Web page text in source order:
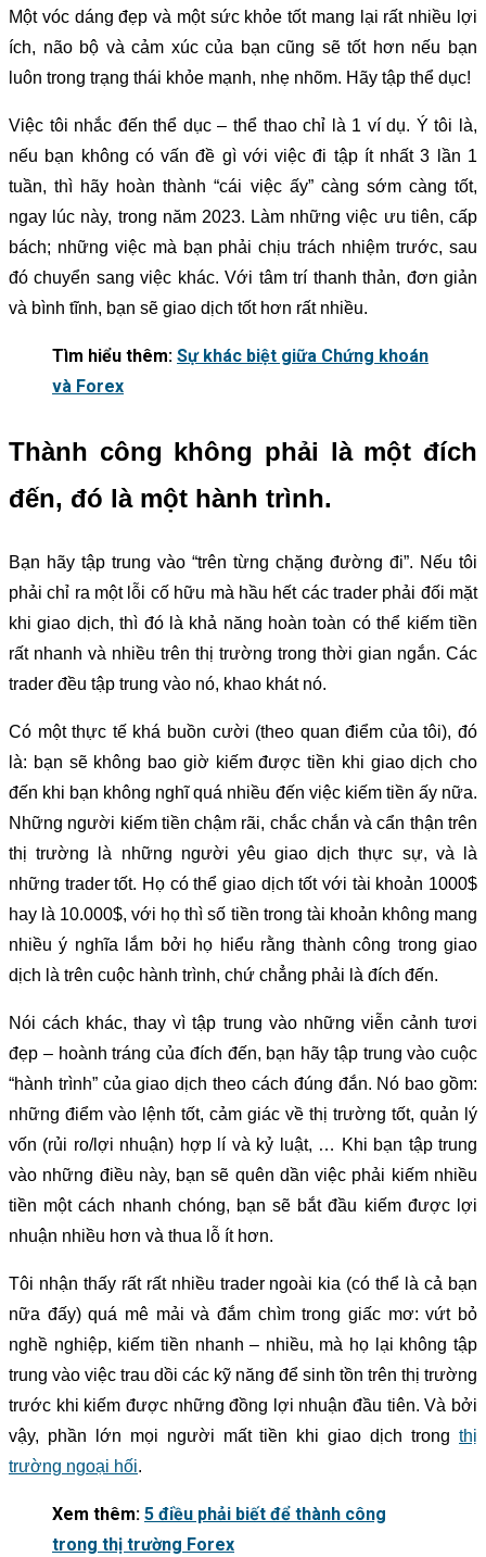
Một vóc dáng đẹp và một sức khỏe tốt mang lại rất nhiều lợi
ích, não bộ và cảm xúc của bạn cũng sẽ tốt hơn nếu bạn
luôn trong trạng thái khỏe mạnh, nhẹ nhõm. Hãy tập thể dục!
Việc tôi nhắc đến thể dục – thể thao chỉ là 1 ví dụ. Ý tôi là,
nếu bạn không có vấn đề gì với việc đi tập ít nhất 3 lần 1
tuần, thì hãy hoàn thành “cái việc ấy” càng sớm càng tốt,
ngay lúc này, trong năm 2023. Làm những việc ưu tiên, cấp
bách; những việc mà bạn phải chịu trách nhiệm trước, sau
đó chuyển sang việc khác. Với tâm trí thanh thản, đơn giản
và bình tĩnh, bạn sẽ giao dịch tốt hơn rất nhiều.
Tìm hiểu thêm: Sự khác biệt giữa Chứng khoán
và Forex
Thành công không phải là một đích
đến, đó là một hành trình.
Bạn hãy tập trung vào “trên từng chặng đường đi”. Nếu tôi
phải chỉ ra một lỗi cố hữu mà hầu hết các trader phải đối mặt
khi giao dịch, thì đó là khả năng hoàn toàn có thể kiếm tiền
rất nhanh và nhiều trên thị trường trong thời gian ngắn. Các
trader đều tập trung vào nó, khao khát nó.
Có một thực tế khá buồn cười (theo quan điểm của tôi), đó
là: bạn sẽ không bao giờ kiếm được tiền khi giao dịch cho
đến khi bạn không nghĩ quá nhiều đến việc kiếm tiền ấy nữa.
Những người kiếm tiền chậm rãi, chắc chắn và cẩn thận trên
thị trường là những người yêu giao dịch thực sự, và là
những trader tốt. Họ có thể giao dịch tốt với tài khoản 1000$
hay là 10.000$, với họ thì số tiền trong tài khoản không mang
nhiều ý nghĩa lắm bởi họ hiểu rằng thành công trong giao
dịch là trên cuộc hành trình, chứ chẳng phải là đích đến.
Nói cách khác, thay vì tập trung vào những viễn cảnh tươi
đẹp – hoành tráng của đích đến, bạn hãy tập trung vào cuộc
“hành trình” của giao dịch theo cách đúng đắn. Nó bao gồm:
những điểm vào lệnh tốt, cảm giác về thị trường tốt, quản lý
vốn (rủi ro/lợi nhuận) hợp lí và kỷ luật, … Khi bạn tập trung
vào những điều này, bạn sẽ quên dần việc phải kiếm nhiều
tiền một cách nhanh chóng, bạn sẽ bắt đầu kiếm được lợi
nhuận nhiều hơn và thua lỗ ít hơn.
Tôi nhận thấy rất rất nhiều trader ngoài kia (có thể là cả bạn
nữa đấy) quá mê mải và đắm chìm trong giấc mơ: vứt bỏ
nghề nghiệp, kiếm tiền nhanh – nhiều, mà họ lại không tập
trung vào việc trau dồi các kỹ năng để sinh tồn trên thị trường
trước khi kiếm được những đồng lợi nhuận đầu tiên. Và bởi
vậy, phần lớn mọi người mất tiền khi giao dịch trong thị
trường ngoại hối.
Xem thêm: 5 điều phải biết để thành công
trong thị trường Forex